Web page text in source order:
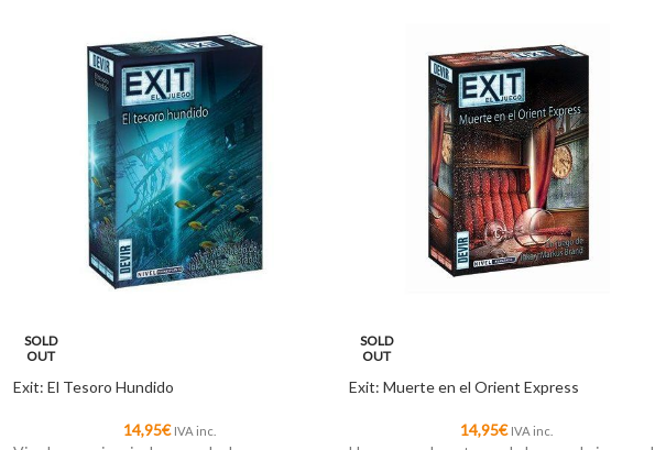
SOLD
OUT
Exit: El Tesoro Hundido
14,95€ IVA inc.
SOLD
OUT
Exit: Muerte en el Orient Express
14,95€ IVA inc.